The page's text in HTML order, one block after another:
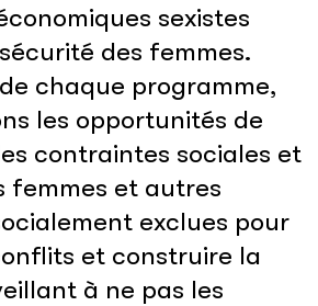
sexistes
des femmes.
chaque programme,
les opportunités de
contraintes sociales et
femmes et autres
exclues pour
et construire la
à ne pas les